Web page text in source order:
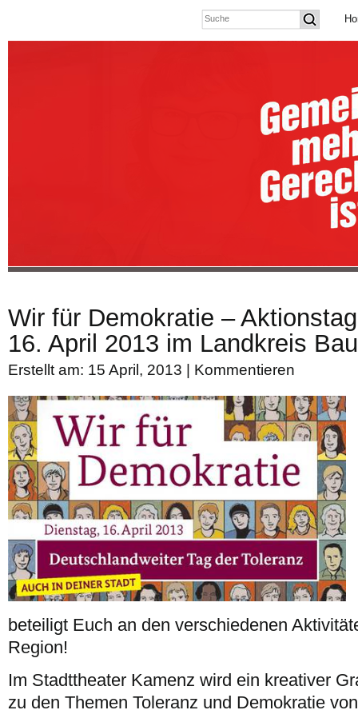
Wir für Demokratie –
16. April 2013 im Landkreis
Erstellt am: 15 April, 2013 | Kommentieren
beteiligt Euch an den verschiedenen
Region!
Im Stadttheater Kamenz wird ein kreativer
zu den Themen Toleranz und Demokratie